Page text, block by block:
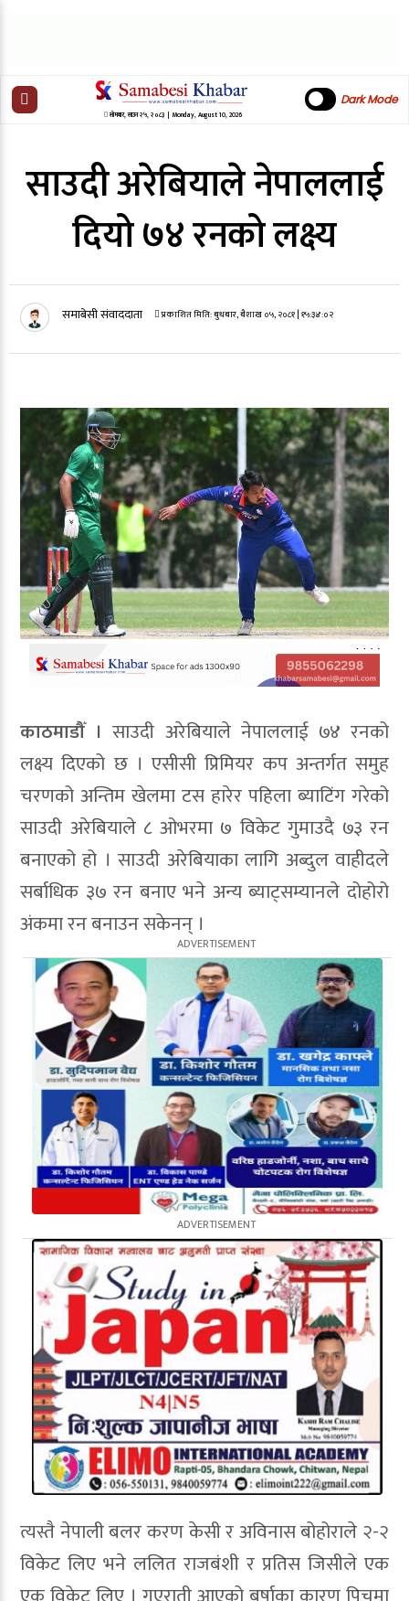
सोमबार,साउन २५,२०८३| Monday, August 10, 2026
Dark Mode
साउदी अरेबियाले नेपाललाई
दियो ७४ रनको लक्ष्य
समाबेसी संवाददाता प्रकाशित मिति:बुधबार, बैशाख ०५, २०८१| १५:३४:०२
काठमाडौँ । साउदी अरेबियाले नेपाललाई ७४ रनको
लक्ष्य दिएको छ । एसीसी प्रिमियर कप अन्तर्गत समुह
चरणको अन्तिम खेलमा टस हारेर पहिला ब्याटिंग गरेको
साउदी अरेबियाले ८ ओभरमा ७ विकेट गुमाउदै ७३ रन
बनाएको हो । साउदी अरेबियाका लागि अब्दुल वाहीदले
सर्बाधिक ३७ रन बनाए भने अन्य ब्याट्सम्यानले दोहोरो
अंकमा रन बनाउन सकेनन् ।
त्यस्तै नेपाली बलर करण केसी र अविनास बोहोराले २-२
विकेट लिए भने ललित राजबंशी र प्रतिस जिसीले एक